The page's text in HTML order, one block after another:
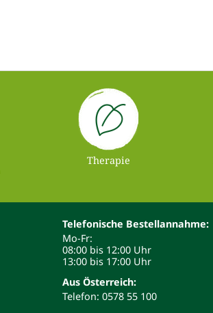
Therapie
Telefonische Bestellannahme:
Mo-Fr:
08:00 bis 12:00 Uhr
13:00 bis 17:00 Uhr
Aus Österreich:
Telefon: 0578 55 100